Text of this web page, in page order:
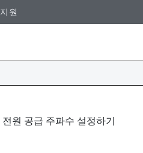
지원
전원 공급 주파수 설정하기